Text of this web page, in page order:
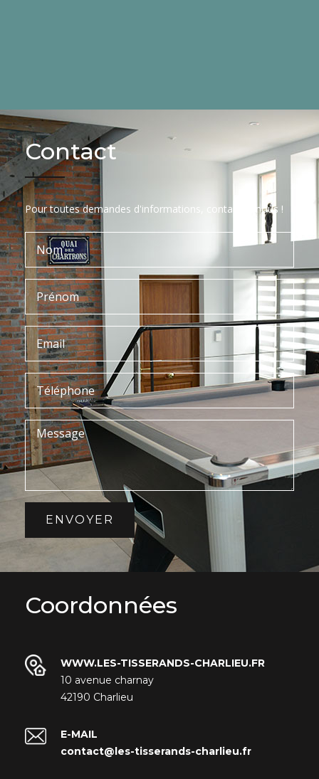
Contact
Pour toutes demandes d'informations, contactez-nous !
ENVOYER
Coordonnées
WWW.LES-TISSERANDS-CHARLIEU.FR
10 avenue charnay
42190 Charlieu
E-MAIL
contact@les-tisserands-charlieu.fr